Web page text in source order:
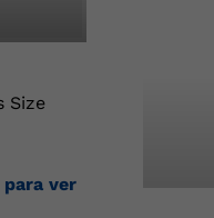
Size
ver